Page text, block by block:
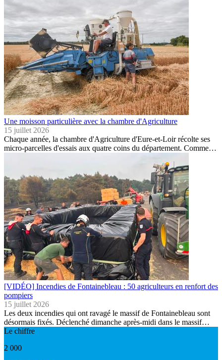
Une moisson particulière avec la chambre d'Agriculture
15 juillet 2026
Chaque année, la chambre d'Agriculture d'Eure-et-Loir récolte ses
micro-parcelles d'essais aux quatre coins du département. Comme…
[VIDÉO] Incendies de Fontainebleau : 50 agriculteurs en renfort des
pompiers
15 juillet 2026
Les deux incendies qui ont ravagé le massif de Fontainebleau sont
désormais fixés. Déclenché dimanche après-midi dans le massif…
Le chiffre
2 000